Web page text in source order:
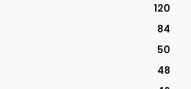
120
84
50
48